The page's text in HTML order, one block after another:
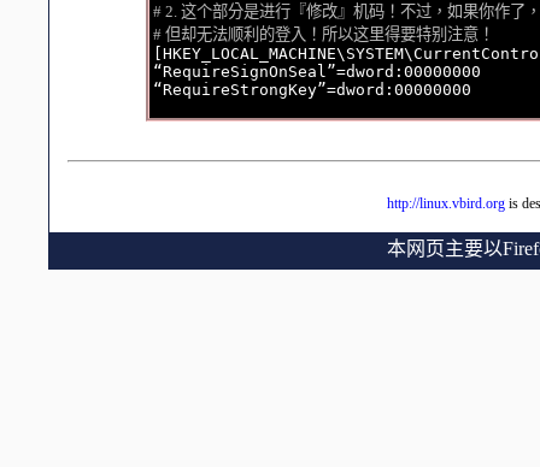
# 2. 这个部分是进行『修改』机码！不过，如果你作了
# 但却无法顺利的登入！所以这里得要特别注意！
“RequireSignOnSeal”=dword:00000000
http://linux.vbird.org is
本网页主要以